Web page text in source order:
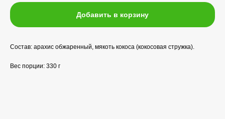
Добавить в корзину
Состав: арахис обжаренный, мякоть кокоса (кокосовая стружка).
Вес порции: 330 г